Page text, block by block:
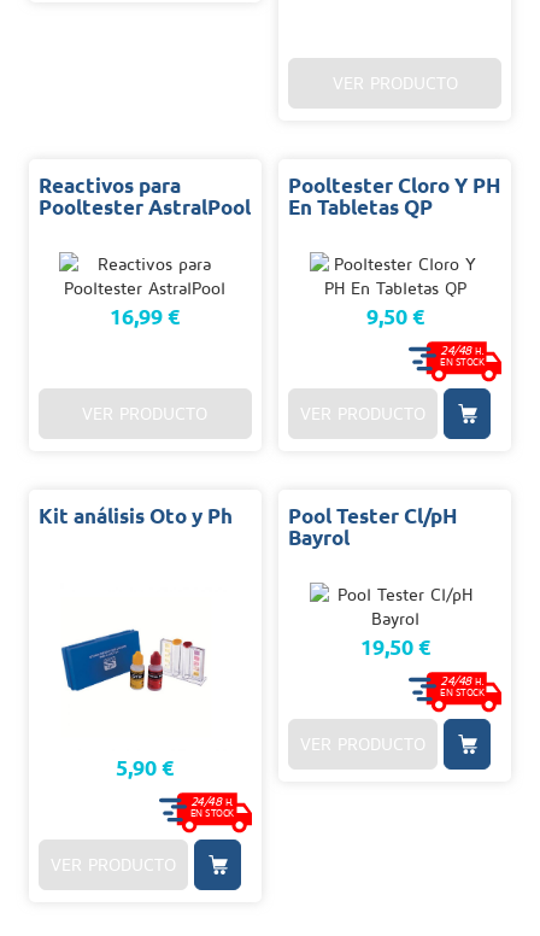
VER PRODUCTO
Reactivos para
Pooltester AstralPool
16,99 €
VER PRODUCTO
Pooltester Cloro Y PH
En Tabletas QP
9,50 €
24/48H.
EN STOCK
VER PRODUCTO
Kit análisis Oto y Ph
5,90 €
24/48 H.
EN STOCK
VER PRODUCTO
Pool Tester Cl/pH
Bayrol
19,50 €
24/48H.
EN STOCK
VER PRODUCTO